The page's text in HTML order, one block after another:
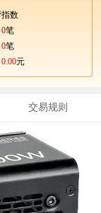
数
0笔
0笔
0.00元
交易规则